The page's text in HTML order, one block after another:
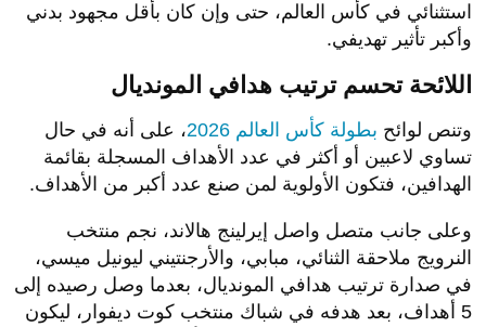
استثنائي في كأس العالم، حتى وإن كان بأقل مجهود بدني
وأكبر تأثير تهديفي.
اللائحة تحسم ترتيب هدافي المونديال
وتنص لوائح بطولة كأس العالم 2026
، على أنه في حال
تساوي لاعبين أو أكثر في عدد الأهداف المسجلة بقائمة
الهدافين، فتكون الأولوية لمن صنع عدد أكبر من الأهداف.
وعلى جانب متصل واصل إيرلينج هالاند، نجم منتخب
النرويج ملاحقة الثنائي، مبابي، والأرجنتيني ليونيل ميسي،
في صدارة ترتيب هدافي المونديال، بعدما وصل رصيده إلى
5 أهداف، بعد هدفه في شباك منتخب كوت ديفوار، ليكون